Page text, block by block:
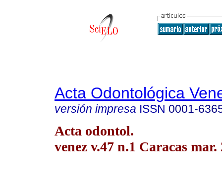
Acta Odontológica
versión impresa ISSN 0001-
Acta odontol.
venez v.47 n.1 Caracas mar.